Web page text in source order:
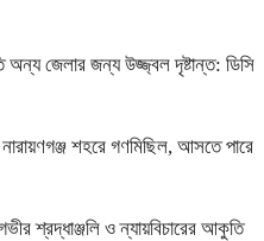
অন্য জেলার জন্য উজ্জ্বল দৃষ্টান্ত: ডিসি
শহরে গণমিছিল, আসতে পারে
শ্রদ্ধাঞ্জলি ও ন্যায়বিচারের আকুতি